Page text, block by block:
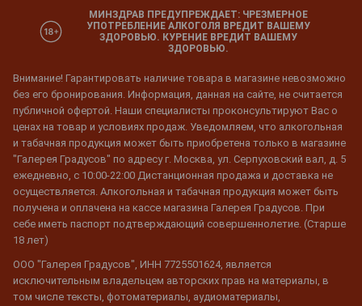
МИНЗДРАВ ПРЕДУПРЕЖДАЕТ: ЧРЕЗМЕРНОЕ
УПОТРЕБЛЕНИЕ АЛКОГОЛЯ ВРЕДИТ ВАШЕМУ
ЗДОРОВЬЮ. КУРЕНИЕ ВРЕДИТ ВАШЕМУ
ЗДОРОВЬЮ.
Внимание! Гарантировать наличие товара в магазине невозможно
без его бронирования. Информация, данная на сайте, не считается
публичной офертой. Наши специалисты проконсультируют Вас о
ценах на товар и условиях продаж. Уведомляем, что алкогольная
и табачная продукция может быть приобретена только в магазине
"Галерея Градусов" по адресу г. Москва, ул. Серпуховский вал, д. 5
ежедневно, с 10:00-22:00 Дистанционная продажа и доставка не
осуществляется. Алкогольная и табачная продукция может быть
получена и оплачена на кассе магазина Галерея Градусов. При
себе иметь паспорт подтверждающий совершеннолетие. (Старше
18 лет)
ООО "Галерея Градусов", ИНН 7725501624, является
исключительным владельцем авторских прав на материалы, в
том числе тексты, фотоматериалы, аудиоматериалы,